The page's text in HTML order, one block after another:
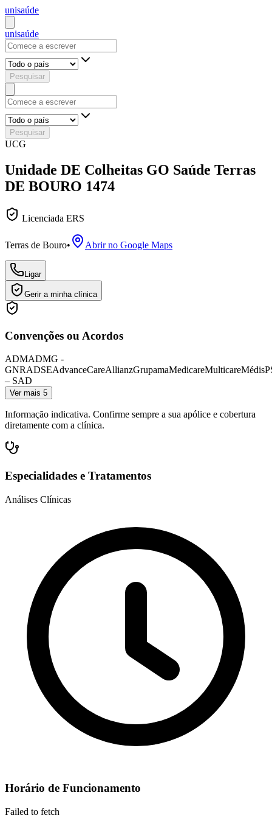
unisaúde
unisaúde
Pesquisar
Pesquisar
UCG
Unidade DE Colheitas GO Saúde Terras
DE BOURO 1474
Licenciada ERS
Terras de Bouro• Abrir no Google Maps
Ligar
Gerir a minha clínica
Convenções ou Acordos
ADMADMG -
GNRADSEAdvanceCareAllianzGrupamaMedicareMulticareMédis
– SAD
Ver mais 5
Informação indicativa. Confirme sempre a sua apólice e cobertura
diretamente com a clínica.
Especialidades e Tratamentos
Análises Clínicas
Horário de Funcionamento
Failed to fetch